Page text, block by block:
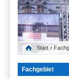
Start ›
Fachgebiet